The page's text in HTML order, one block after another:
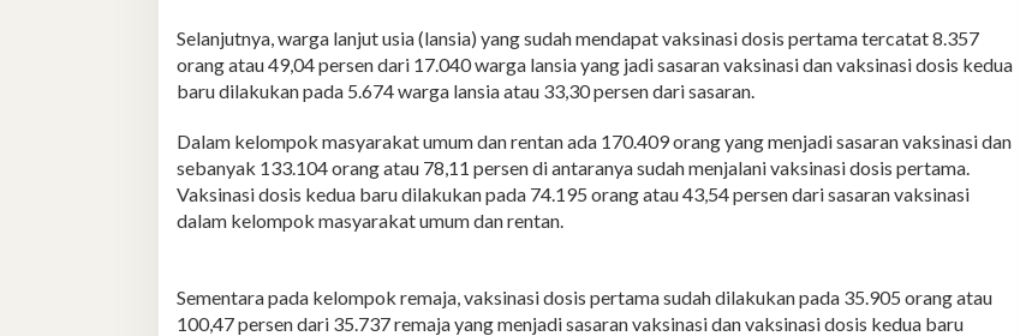
Selanjutnya, warga lanjut usia (lansia) yang sudah mendapat vaksinasi dosis pertama tercatat 8.357
orang atau 49,04 persen dari 17.040 warga lansia yang jadi sasaran vaksinasi dan vaksinasi dosis kedua
baru dilakukan pada 5.674 warga lansia atau 33,30 persen dari sasaran.
Dalam kelompok masyarakat umum dan rentan ada 170.409 orang yang menjadi sasaran vaksinasi dan
sebanyak 133.104 orang atau 78,11 persen di antaranya sudah menjalani vaksinasi dosis pertama.
Vaksinasi dosis kedua baru dilakukan pada 74.195 orang atau 43,54 persen dari sasaran vaksinasi
dalam kelompok masyarakat umum dan rentan.
Sementara pada kelompok remaja, vaksinasi dosis pertama sudah dilakukan pada 35.905 orang atau
100,47 persen dari 35.737 remaja yang menjadi sasaran vaksinasi dan vaksinasi dosis kedua baru